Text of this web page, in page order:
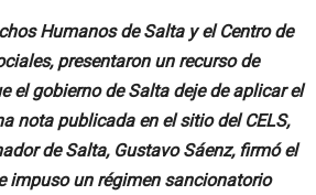
Humanos de Salta y el Centro de
presentaron un recurso de
el gobierno de Salta deje de aplicar el
nota publicada en el sitio del CELS,
de Salta, Gustavo Sáenz, firmó el
impuso un régimen sancionatorio